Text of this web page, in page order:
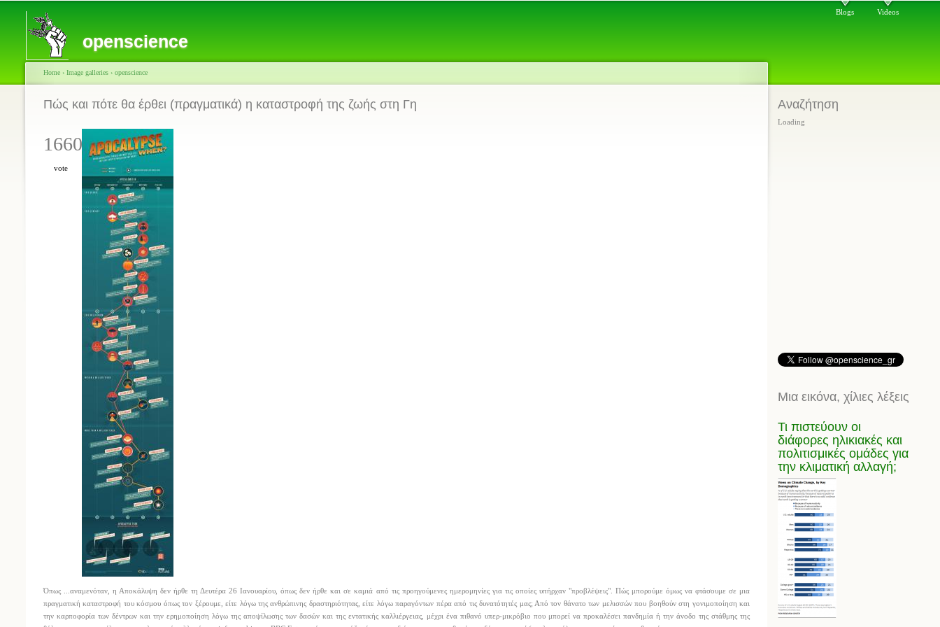
openscience
Blogs Videos
Home › Image galleries › openscience
Πώς και πότε θα έρθει (πραγματικά) η καταστροφή της ζωής στη Γη
1660
vote
Όπως ...αναμενόταν, η Αποκάλυψη δεν ήρθε τη Δευτέρα 26 Ιανουαρίου, όπως δεν ήρθε και σε καμιά από τις προηγούμενες ημερομηνίες για τις οποίες υπήρχαν "προβλέψεις". Πώς μπορούμε όμως να φτάσουμε σε μια
πραγματική καταστροφή του κόσμου όπως τον ξέρουμε, είτε λόγω της ανθρώπινης δραστηριότητας, είτε λόγω παραγόντων πέρα από τις δυνατότητές μας; Από τον θάνατο των μελισσών που βοηθούν στη γονιμοποίηση και
την καρποφορία των δέντρων και την ερημοποίηση λόγω της αποψίλωσης των δασών και της εντατικής καλλιέργειας, μέχρι ένα πιθανό υπερ-μικρόβιο που μπορεί να προκαλέσει πανδημία ή την άνοδο της στάθμης της
Αναζήτηση
Loading
Μια εικόνα, χίλιες λέξεις
Τι πιστεύουν οι
διάφορες ηλικιακές και
πολιτισμικές ομάδες για
την κλιματική αλλαγή;